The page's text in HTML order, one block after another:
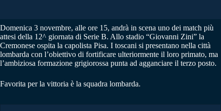
Domenica 3 novembre, alle ore 15, andrà in scena uno dei match più
attesi della 12^ giornata di Serie B. Allo stadio “Giovanni Zini” la
Cremonese ospita la capolista Pisa. I toscani si presentano nella città
lombarda con l’obiettivo di fortificare ulteriormente il loro primato, ma
l’ambiziosa formazione grigiorossa punta ad agganciare il terzo posto.
Favorita per la vittoria è la squadra lombarda.